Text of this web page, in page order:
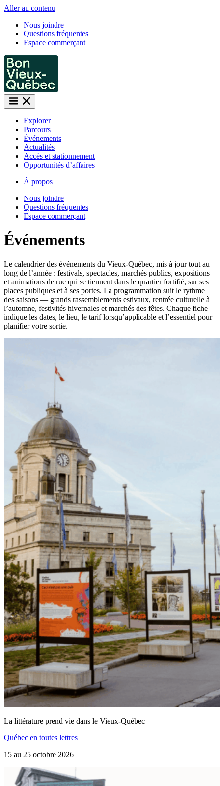
Aller au contenu
Nous joindre
Questions fréquentes
Espace commerçant
Explorer
Parcours
Événements
Actualités
Accès et stationnement
Opportunités d’affaires
À propos
Nous joindre
Questions fréquentes
Espace commerçant
Événements
Le calendrier des événements du Vieux-Québec, mis à jour tout au
long de l’année : festivals, spectacles, marchés publics, expositions
et animations de rue qui se tiennent dans le quartier fortifié, sur ses
places publiques et à ses portes. La programmation suit le rythme
des saisons — grands rassemblements estivaux, rentrée culturelle à
l’automne, festivités hivernales et marchés des fêtes. Chaque fiche
indique les dates, le lieu, le tarif lorsqu’applicable et l’essentiel pour
planifier votre sortie.
La littérature prend vie dans le Vieux-Québec
Québec en toutes lettres
15 au 25 octobre 2026